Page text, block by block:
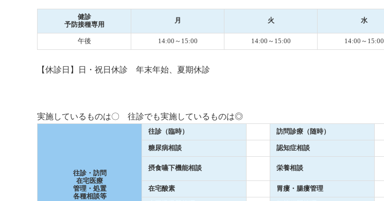
健診
予防接種専用
月 火 水
午後 14:00～15:00 14:00～15:00 14:00～15:00
【休診日】日・祝日休診 年末年始、夏期休診
実施しているものは〇 往診でも実施しているものは◎
往診・訪問
在宅医療
管理・処置
各種相談等
往診（臨時） 訪問診療（随時）
糖尿病相談 認知症相談
摂食嚥下機能相談 栄養相談
在宅酸素 胃瘻・腸瘻管理